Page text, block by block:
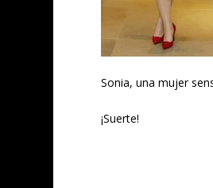
Sonia, una mujer
¡Suerte!